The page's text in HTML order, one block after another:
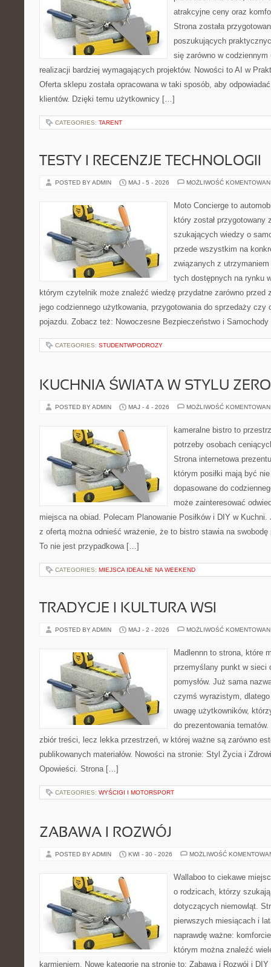
atrakcyjne ceny oraz
Strona została
poszukujących
się zarówno w
realizacji bardziej wymagających projektów. Nowości to AI w
Oferta sklepu została opracowana w taki sposób, aby
klientów. Dzięki temu użytkownicy […]
CATEGORIES: TARENT
TESTY I RECENZJE TECHNOLOGII
POSTED BY ADMIN MAJ - 5 - 2026 MOŻLIWOŚĆ
Moto Concierge to
który został przygotowany
szukających wiedzy o
przede wszystkim na
związanych z utrzymaniem
tych dostępnych na rynku
którym czytelnik może znaleźć wiedzę przydatne zarówno przed
jego codziennego użytkowania, przygotowania do sprzedaży czy
pojazdu. Zobacz też: Nowoczesne Bezpieczeństwo i
CATEGORIES: STUDENTWPODROZY
KUCHNIA ŚWIATA W STYLU
POSTED BY ADMIN MAJ - 4 - 2026 MOŻLIWOŚĆ
kameralne bistro to
potrzeby osobach
Strona internetowa
którym posiłki mają być
dopasowane do
może zainteresować
miejsca na obiad. Polecam Planowanie Posiłków i DIY w
z ofertą można odnieść wrażenie, że to bistro stawia na swobodę
To nie jest przypadkowa […]
CATEGORIES: MIEJSCA IDEALNE NA WEEKEND
TRADYCJE I KULTURA WSI
POSTED BY ADMIN MAJ - 2 - 2026 MOŻLIWOŚĆ
Madlennn to strona, które
przemyślany punkt w sieci
pomysłów. Już sama
czymś wyrazistym,
uwagę użytkowników,
do prezentowania
zbiór treści, lecz lekka przestrzeń, w której ważne są zarówno
publikowanych materiałów. Nowości na stronie: Styl Życia i
Opowieści. Strona […]
CATEGORIES: WYŚCIGI I MOTORSPORT
ZABAWA I ROZWÓJ
POSTED BY ADMIN KWI - 30 - 2026 MOŻLIWOŚĆ
Wallaboo to ciekawe
o rodzicach, którzy
dotyczących niemowląt.
pierwszych miesiącach i
naprawdę ważne:
którym można znaleźć
karmieniem. Nowe kategorie na stronie to: Zabawa i Rozwój i